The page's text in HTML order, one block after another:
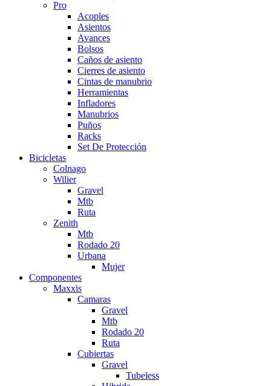
Pro
Acoples
Asientos
Avances
Bolsos
Caños de asiento
Cierres de asiento
Cintas de manubrio
Herramientas
Infladores
Manubrios
Puños
Racks
Set De Protección
Bicicletas
Colnago
Wilier
Gravel
Mtb
Ruta
Zenith
Mtb
Rodado 20
Urbana
Mujer
Componentes
Maxxis
Camaras
Gravel
Mtb
Rodado 20
Ruta
Cubiertas
Gravel
Tubeless